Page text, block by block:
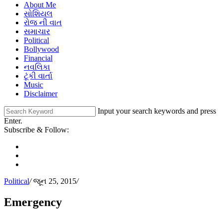
About Me
સોશિયલ
રોજ ની વાત
સમાચાર
Political
Bollywood
Financial
નવલિકા
ટૂંકી વાર્તા
Music
Disclaimer
Input your search keywords and press
Enter.
Subscribe & Follow:
Political/જૂન 25, 2015/
Emergency